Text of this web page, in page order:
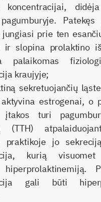
koncentracijai,
jungiasi prie ten
ir slopina prolaktino
palaikomas
kraujyje;
sekretuojančių
estrogenai, o
įtakos turi
(TTH)
praktikoje jo
kurią
hiperprolaktinemiją.
gali būti